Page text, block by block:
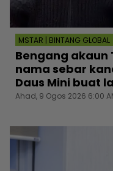
MSTAR | BINTANG GLOBAL
Bengang akaun
nama sebar
Daus Mini buat
Ahad, 9 Ogos 2026 6:00